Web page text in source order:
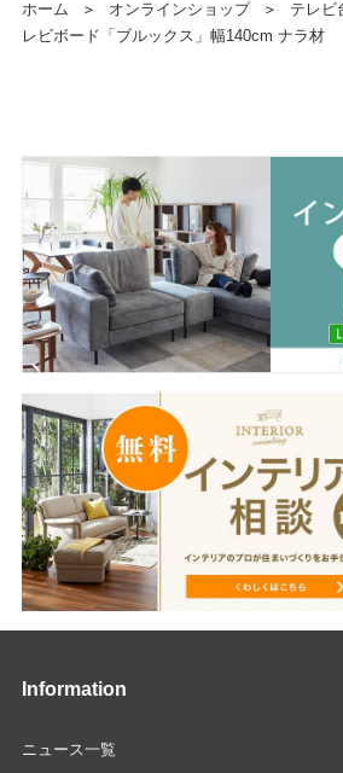
ホーム ＞ オンラインショップ ＞ テレビ
レビボード「ブルックス」幅140cm ナラ材
Information
ニュース一覧